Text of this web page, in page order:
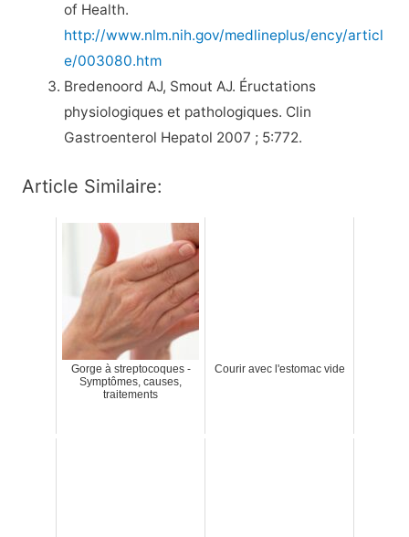
of Health.
http://www.nlm.nih.gov/medlineplus/ency/articl
e/003080.htm
Bredenoord AJ, Smout AJ. Éructations
physiologiques et pathologiques. Clin
Gastroenterol Hepatol 2007 ; 5:772.
Article Similaire:
Gorge à streptocoques -
Symptômes, causes,
traitements
Courir avec l'estomac vide